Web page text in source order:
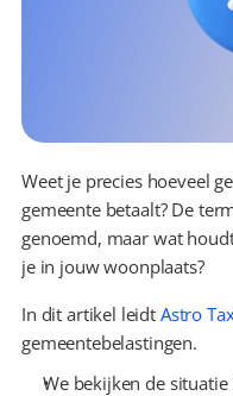
Weet je precies hoeveel
gemeente betaalt? De
genoemd, maar wat
je in jouw woonplaats?
In dit artikel leidt Astro
gemeentebelastingen.
We bekijken de situatie